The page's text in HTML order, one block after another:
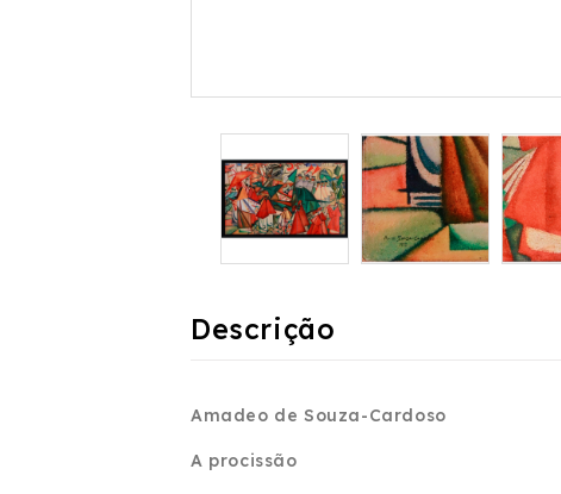
Descrição
Amadeo de Souza-Cardoso
A procissão